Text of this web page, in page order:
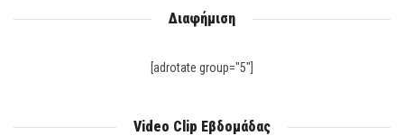
Διαφήμιση
[adrotate group="5"]
Video Clip Εβδομάδας